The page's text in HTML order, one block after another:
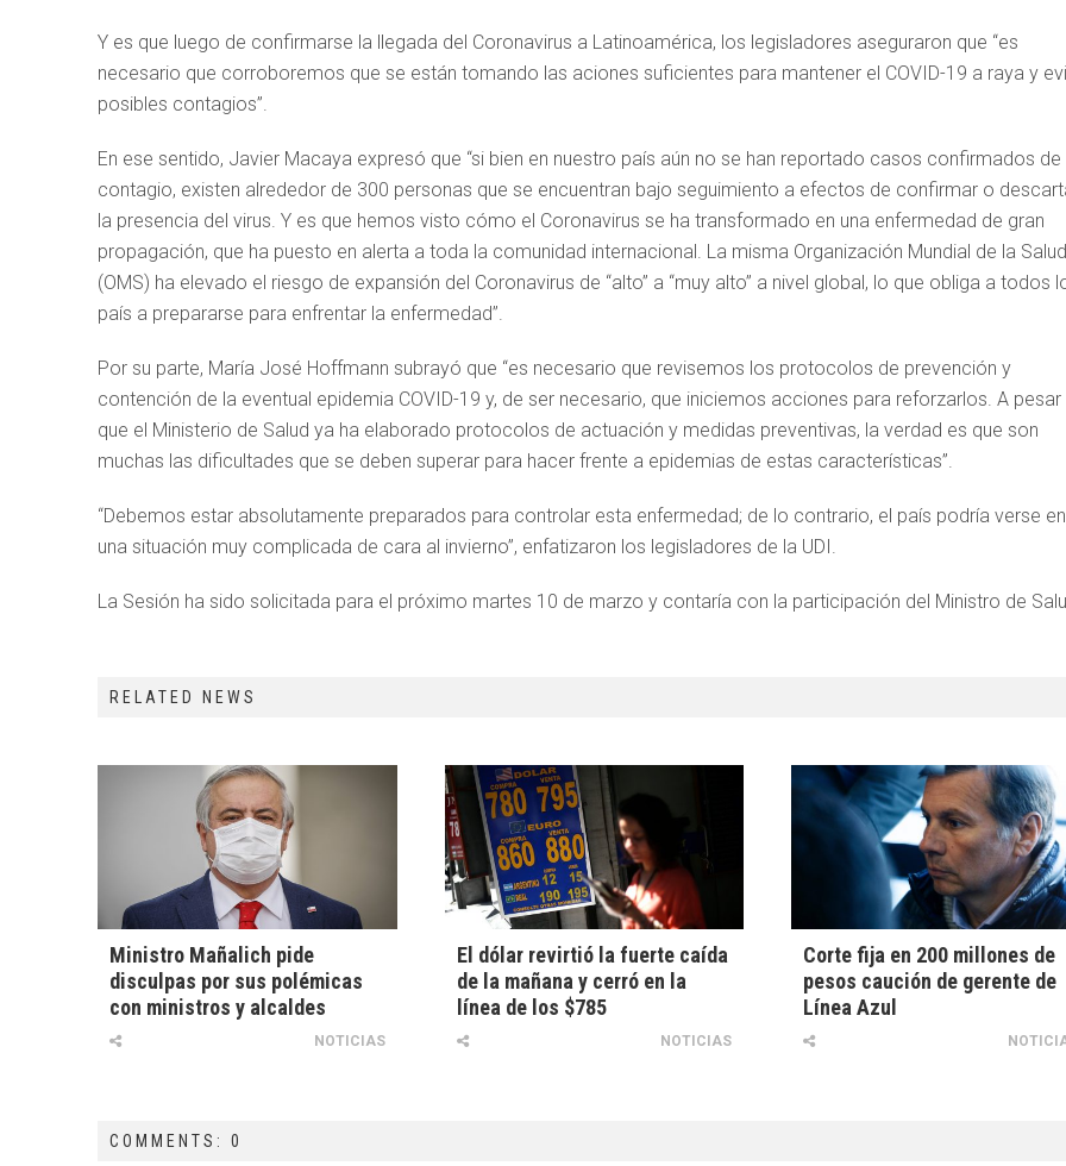
Y es que luego de confirmarse la llegada del Coronavirus a Latinoamérica, los legisladores aseguraron que “es
necesario que corroboremos que se están tomando las aciones suficientes para mantener el COVID-19 a raya y
posibles contagios”.
En ese sentido, Javier Macaya expresó que “si bien en nuestro país aún no se han reportado casos confirmados de
contagio, existen alrededor de 300 personas que se encuentran bajo seguimiento a efectos de confirmar o
la presencia del virus. Y es que hemos visto cómo el Coronavirus se ha transformado en una enfermedad de gran
propagación, que ha puesto en alerta a toda la comunidad internacional. La misma Organización Mundial de la Salud
(OMS) ha elevado el riesgo de expansión del Coronavirus de “alto” a “muy alto” a nivel global, lo que obliga a todos
país a prepararse para enfrentar la enfermedad”.
Por su parte, María José Hoffmann subrayó que “es necesario que revisemos los protocolos de prevención y
contención de la eventual epidemia COVID-19 y, de ser necesario, que iniciemos acciones para reforzarlos. A pesar
que el Ministerio de Salud ya ha elaborado protocolos de actuación y medidas preventivas, la verdad es que son
muchas las dificultades que se deben superar para hacer frente a epidemias de estas características”.
“Debemos estar absolutamente preparados para controlar esta enfermedad; de lo contrario, el país podría verse en
una situación muy complicada de cara al invierno”, enfatizaron los legisladores de la UDI.
La Sesión ha sido solicitada para el próximo martes 10 de marzo y contaría con la participación del Ministro de
RELATED NEWS
Ministro Mañalich pide
disculpas por sus polémicas
con ministros y alcaldes
NOTICIAS
El dólar revirtió la fuerte caída
de la mañana y cerró en la
línea de los $785
NOTICIAS
Corte fija en 200 millones de
pesos caución de gerente de
Línea Azul
COMMENTS: 0